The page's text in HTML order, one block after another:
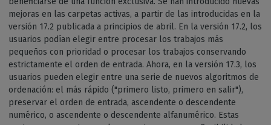
mejoras en las carpetas activas, a partir de las introducidas en la
versión 17.2 publicada a principios de abril. En la versión 17.2, los
usuarios podían elegir entre procesar los trabajos más
pequeños con prioridad o procesar los trabajos conservando
estrictamente el orden de entrada. Ahora, en la versión 17.3, los
usuarios pueden elegir entre una serie de nuevos algoritmos de
ordenación: el más rápido ("primero listo, primero en salir"),
preservar el orden de entrada, ascendente o descendente
numérico, o ascendente o descendente alfanumérico. Estas